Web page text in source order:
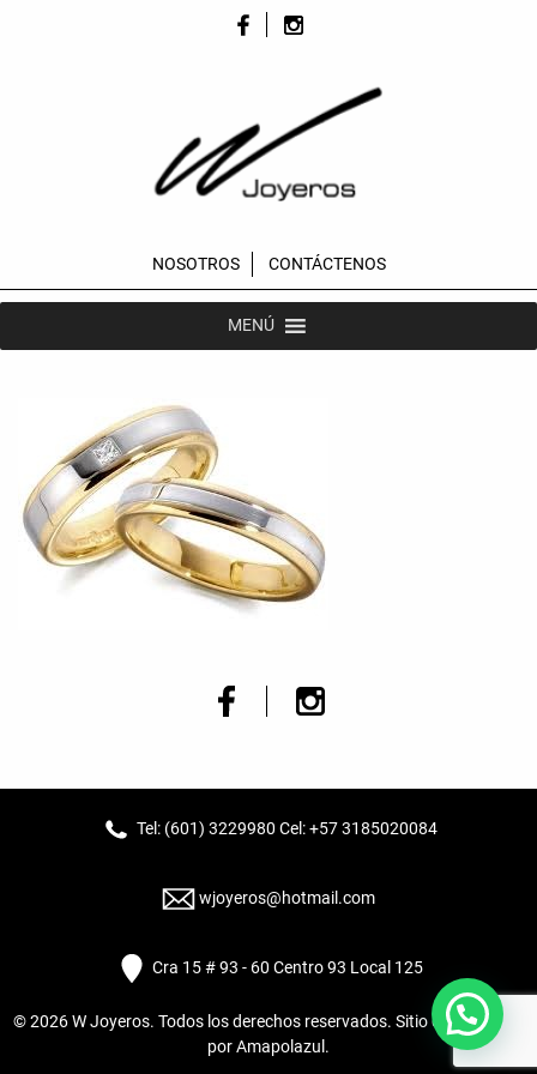
NOSOTROS CONTÁCTENOS
MENÚ
Tel: (601) 3229980 Cel: +57 3185020084
wjoyeros@hotmail.com
Cra 15 # 93 - 60 Centro 93 Local 125
© 2026W Joyeros. Todos los derechos reservados. Sitio desarrollado
porAmapolazul .